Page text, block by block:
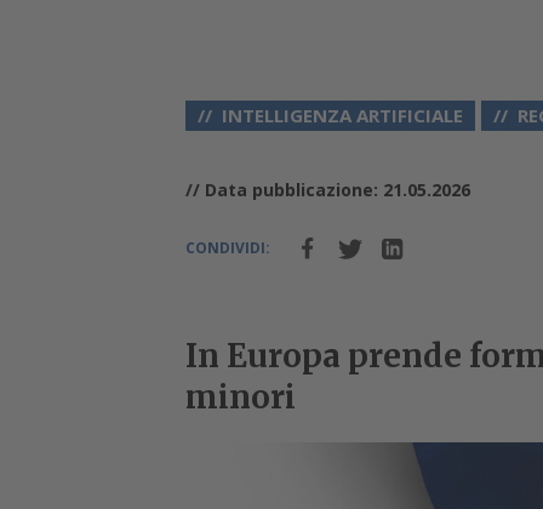
INTELLIGENZA ARTIFICIALE
// Data pubblicazione: 21.05.2026
CONDIVIDI:
In Europa prende
minori